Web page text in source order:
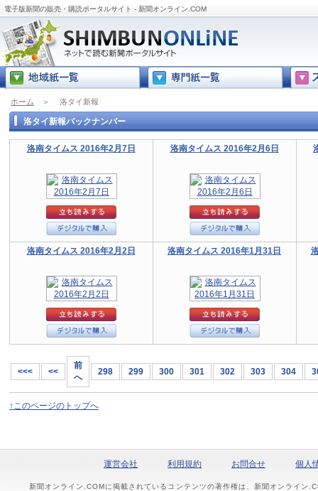
電子版新聞の販売・購読ポータルサイト - 新聞オンライン.COM
ホーム ＞ 洛タイ新報
洛タイ新報バックナンバー
洛南タイムス 2016年2月7日 洛南タイムス 2016年2月6日
洛南タイムス 2016年2月2日 洛南タイムス 2016年1月31日
<<< <<
前
へ
298 299 300 301 302 303 304
↑このページのトップへ
運営会社 利用規約 お問合せ 個人
新聞オンライン.COMに掲載されているコンテンツの著作権は、新聞オンライン